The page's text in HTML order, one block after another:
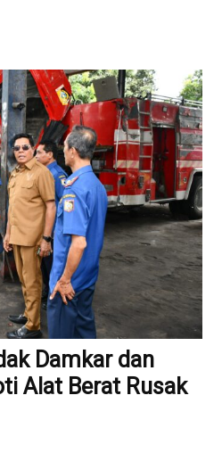
Damkar dan
Alat Berat Rusak